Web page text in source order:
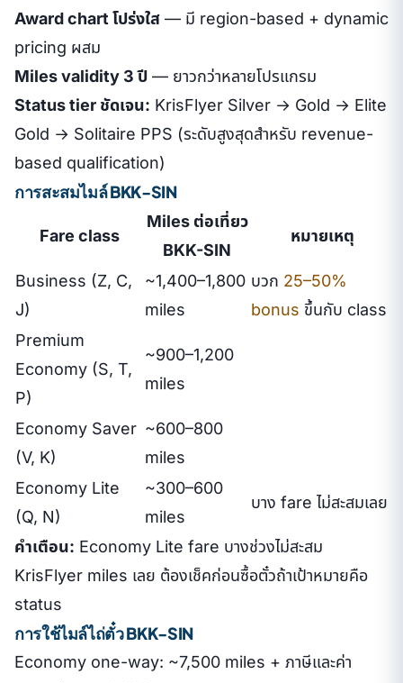
Award chart โปร่งใส — มี region-based + dynamic
pricing ผสม
Miles validity 3 ปี — ยาวกว่าหลายโปรแกรม
Status tier ชัดเจน: KrisFlyer Silver → Gold → Elite
Gold → Solitaire PPS (ระดับสูงสุดสำหรับ revenue-
based qualification)
การสะสมไมล์ BKK-SIN
Fare class
Miles ต่อเที่ยว
BKK-SIN
หมายเหตุ
Business (Z, C,
J)
~1,400–1,800
miles
บวก 25–50%
bonus ขึ้นกับ class
Premium
Economy (S, T,
P)
~900–1,200
miles
Economy Saver
(V, K)
~600–800
miles
Economy Lite
(Q, N)
~300–600
miles
บาง fare ไม่สะสมเลย
คำเตือน: Economy Lite fare บางช่วงไม่สะสม
KrisFlyer miles เลย ต้องเช็คก่อนซื้อตั๋วถ้าเป้าหมายคือ
status
การใช้ไมล์ไถ่ตั๋ว BKK-SIN
Economy one-way: ~7,500 miles + ภาษีและค่า